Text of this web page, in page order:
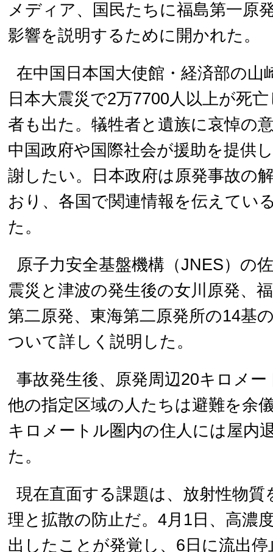
メディア、国民たちに福島第一原
影響を説明するために開かれた。
在中国日本国大使館・経済部の山
日本大震災で2万7700人以上が死
者も出た。犠牲者と遺族に哀悼の
中国政府や国際社会が援助を提供
謝したい。日本政府は原発事故の
おり、各国で関連情報を伝えてい
た。
原子力安全基盤機構（JNES）の
震災と津波の発生後の女川原発、
第二原発、東海第二原発所の14基
ついて詳しく説明した。
事故発生後、原発周辺20キロメ
他の指定区域の人たちは避難を余
キロメートル圏内の住人には屋内
た。
現在直面する課題は、放射性物質
理と拡散の防止だ。4月1日、高濃
出したことが発覚し、6日に流出